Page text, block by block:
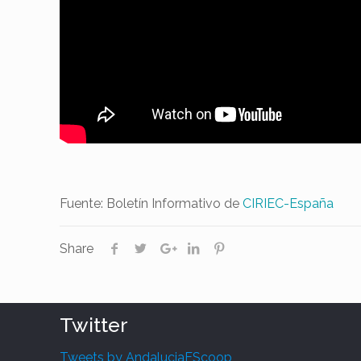
Fuente: Boletín Informativo deCIRIEC-España
Share
Twitter
Tweets by AndaluciaEScoop